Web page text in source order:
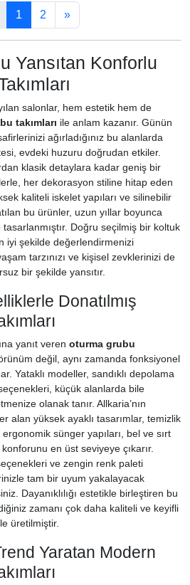
1 2 »
Yansıtan Konforlu
salonlar, hem estetik hem de
takımları ile anlam kazanır. Günün
ağırladığınız bu alanlarda
evdeki huzuru doğrudan etkiler.
klasik detaylara kadar geniş bir
her dekorasyon stiline hitap eden
kaliteli iskelet yapıları ve silinebilir
bu ürünler, uzun yıllar boyunca
Doğru seçilmiş bir koltuk
iyi şekilde değerlendirmenizi
tarzınızı ve kişisel zevklerinizi de
bir şekilde yansıtır.
Donatılmış
yanıt veren oturma grubu
değil, aynı zamanda fonksiyonel
Yataklı modeller, sandıklı depolama
küçük alanlarda bile
olanak tanır. Allkaria’nın
alan yüksek ayaklı tasarımlar, temizlik
sünger yapıları, bel ve sırt
en üst seviyeye çıkarır.
ve zengin renk paleti
tam bir uyum yakalayacak
Dayanıklılığı estetikle birleştiren bu
zamanı çok daha kaliteli ve keyifli
üretilmiştir.
Yaratan Modern